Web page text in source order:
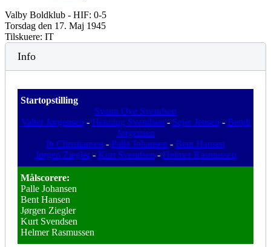
Valby Boldklub - HIF: 0-5
Torsdag den 17. Maj 1945
Tilskuere: IT
Info
Startopstilling
Svenn Ove Svendsen
Valter Jørgensen - Henning Svendsen - Sejer Jensen - Bendt
Jørgensen
Ib Christiansen - Palle Johansen - Bent Hansen
Jørgen Ziegler- Kurt Svendsen - Helmer Rasmussen
Målscorere:
Palle Johansen
Bent Hansen
Jørgen Ziegler
Kurt Svendsen
Helmer Rasmussen